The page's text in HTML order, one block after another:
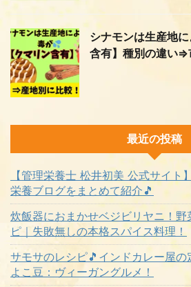
シナモンは生産地
含有】種別の違い⇒
最近の投稿
【管理栄養士 松井初美 公式サイト
栄養ブログをまとめて紹介🎵
炊飯器におまかせベジビリヤニ！
ピ｜失敗無しの本格スパイス料理！
サモサのレシピ🎵インドカレー屋
よこ豆：ヴィーガングルメ！